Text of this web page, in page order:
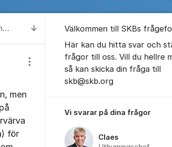
Till senaste kommentaren
Utökat bestånd av fastigheter?
Visa/dölj inställningar för inlägg/kommentar
men
för
Välkommen till SKBs
Här kan du hitta svar och
frågor till oss. Vill du hellre
så kan skicka din fråga till
skb@skb.org
Vi svarar på dina frågor
Claes